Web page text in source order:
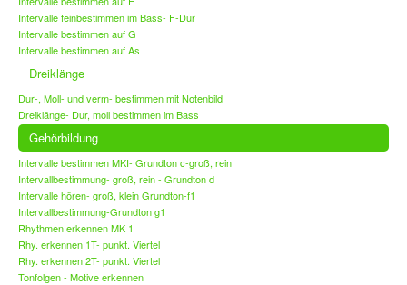
Intervalle feinbestimmen im Bass- F-Dur
Intervalle bestimmen auf G
Intervalle bestimmen auf As
Dreiklänge
Dur-, Moll- und verm- bestimmen mit Notenbild
Dreiklänge- Dur, moll bestimmen im Bass
Gehörbildung
Intervalle bestimmen MKI- Grundton c-groß, rein
Intervallbestimmung- groß, rein - Grundton d
Intervalle hören- groß, klein Grundton-f1
Intervallbestimmung-Grundton g1
Rhythmen erkennen MK 1
Rhy. erkennen 1T- punkt. Viertel
Rhy. erkennen 2T- punkt. Viertel
Tonfolgen - Motive erkennen